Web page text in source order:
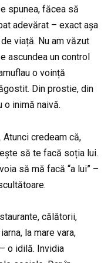
spunea, făcea să
adevărat – exact așa
viață. Nu am văzut
ascundea un control
o voință
Din prostie, din
o inimă naivă.
credeam că,
să te facă soția lui.
să mă facă “a lui” –
călătorii,
la mare vara,
o idilă. Invidia